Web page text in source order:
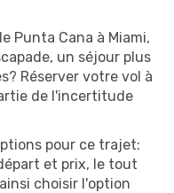
Punta Cana à Miami,
un séjour plus
Réserver votre vol à
de l'incertitude
pour ce trajet:
et prix, le tout
choisir l'option